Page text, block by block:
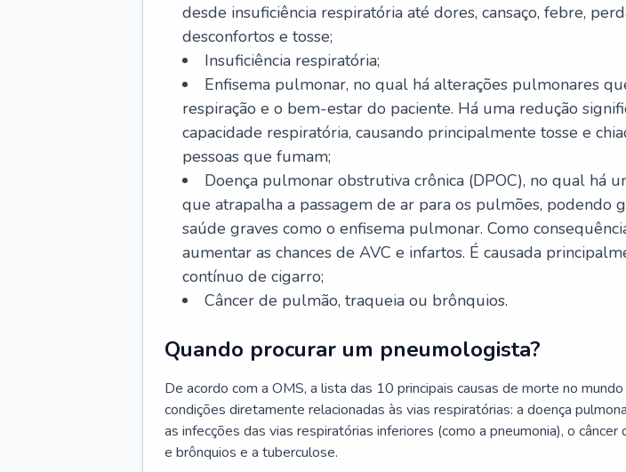
desde insuficiência respiratória até dores, cansaço, febre,
desconfortos e tosse;
Insuficiência respiratória;
Enfisema pulmonar, no qual há alterações pulmonares
respiração e o bem-estar do paciente. Há uma redução
capacidade respiratória, causando principalmente tosse e
pessoas que fumam;
Doença pulmonar obstrutiva crônica (DPOC), no qual há
que atrapalha a passagem de ar para os pulmões, podendo
saúde graves como o enfisema pulmonar. Como
aumentar as chances de AVC e infartos. É causada
contínuo de cigarro;
Câncer de pulmão, traqueia ou brônquios.
Quando procurar um pneumologista?
De acordo com a OMS, a lista das 10 principais causas de morte no mundo
condições diretamente relacionadas às vias respiratórias: a doença
as infecções das vias respiratórias inferiores (como a pneumonia), o câncer
e brônquios e a tuberculose.